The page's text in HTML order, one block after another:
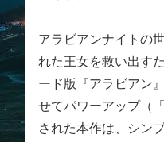
アラビアンナイトの
れた王女を救い出す
ード版『アラビアン
せてパワーアップ（
された本作は、シン